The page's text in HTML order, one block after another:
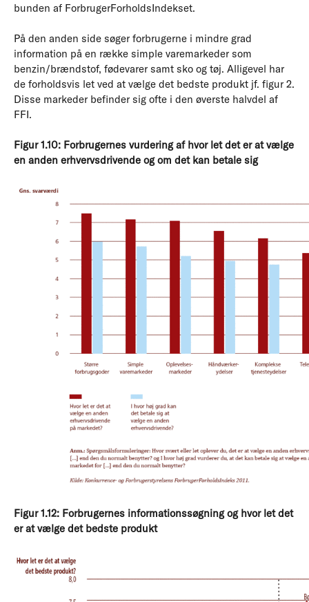
bunden af ForbrugerForholdsIndekset.
På den anden side søger forbrugerne i mindre grad
information på en række simple varemarkeder som
benzin/brændstof, fødevarer samt sko og tøj. Alligevel har
de forholdsvis let ved at vælge det bedste produkt jf. figur 2.
Disse markeder befinder sig ofte i den øverste halvdel af
FFI.
Figur 1.10: Forbrugernes vurdering af hvor let det er at vælge
en anden erhvervsdrivende og om det kan betale sig
Figur 1.12: Forbrugernes informationssøgning og hvor let det
er at vælge det bedste produkt